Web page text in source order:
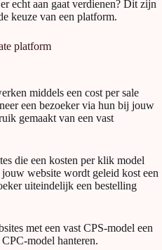
echt aan gaat verdienen? Dit zijn
keuze van een platform.
platform
middels een cost per sale
een bezoeker via hun bij jouw
gemaakt van een vast
die een kosten per klik model
website wordt geleid kost een
uiteindelijk een bestelling
met een vast CPS-model een
model hanteren.